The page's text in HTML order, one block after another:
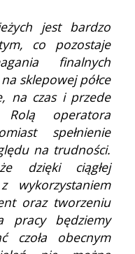
jest bardzo
co pozostaje
finalnych
sklepowej półce
na czas i przede
Rolą operatora
spełnienie
na trudności.
dzięki ciągłej
wykorzystaniem
oraz tworzeniu
pracy będziemy
czoła obecnym